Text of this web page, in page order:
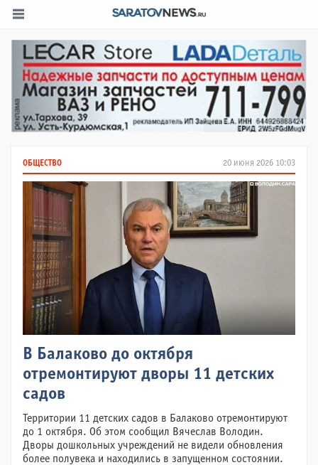
20 июня 2026 10:03
ОБЩЕСТВО
В Балаково до октября
отремонтируют дворы 11 детских
садов
Территории 11 детских садов в Балаково отремонтируют
до 1 октября. Об этом сообщил Вячеслав Володин.
Дворы дошкольных учреждений не видели обновления
более полувека и находились в запущенном состоянии.